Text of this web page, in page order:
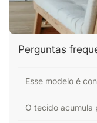
Perguntas
Esse modelo é
O tecido acumula